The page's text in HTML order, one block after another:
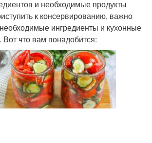
и необходимые продукты
к консервированию, важно
ингредиенты и кухонные
что вам понадобится: